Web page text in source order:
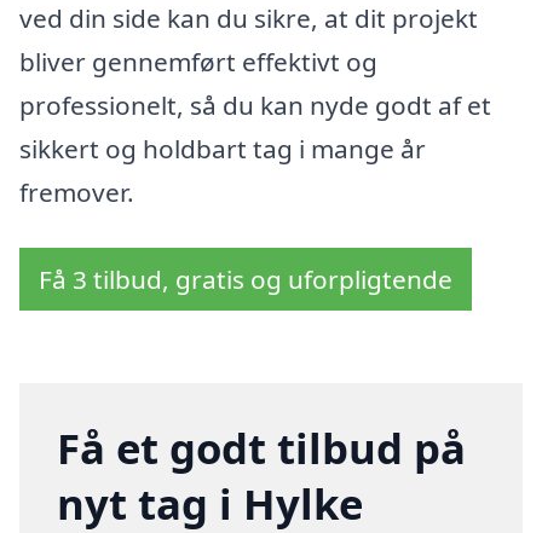
ved din side kan du sikre, at dit projekt
bliver gennemført effektivt og
professionelt, så du kan nyde godt af et
sikkert og holdbart tag i mange år
fremover.
Få 3 tilbud, gratis og uforpligtende
Få et godt tilbud på
nyt tag i Hylke